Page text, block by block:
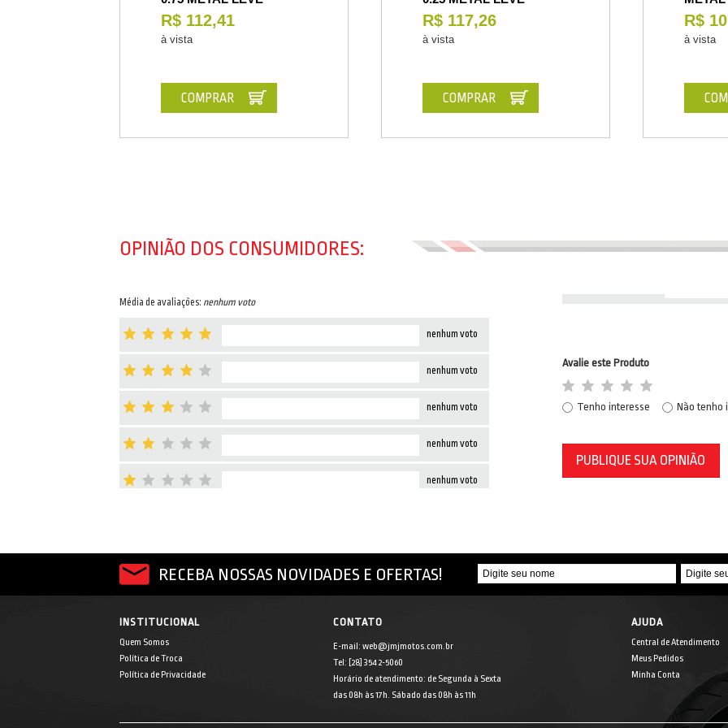
R$ 112,41
à vista
COMPRAR
R$ 117,26
à vista
COMPRAR
R$
à vista
OPINIÃO DOS CONSUMIDORES:
Média de avaliações: nenhum voto
nenhum voto
nenhum voto
nenhum voto
nenhum voto
nenhum voto
Avalie este Produto
Tenho interesse Não tenho
PUBLIQUE SUA OPINIÃO
RECEBA NOSSAS NOVIDADES E OFERTAS!
INSTITUCIONAL
Quem Somos
Política de Troca
Política de Privacidade
CONTATO
E-mail: web@jmjmotos.com.br
Tel: [28] 3542-5060
Horário de atendimento: de Segunda à Sexta
das 08h às 17h. Sábado das 08h às 11h
AJUDA
Central de Atendimento
Meus Pedidos
Minha Conta